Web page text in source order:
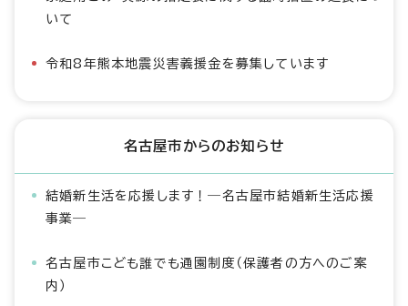
いて
令和8年熊本地震災害義援金を募集しています
名古屋市からのお知らせ
結婚新生活を応援します！―名古屋市結婚新生活応援
事業―
名古屋市こども誰でも通園制度（保護者の方へのご案
内）